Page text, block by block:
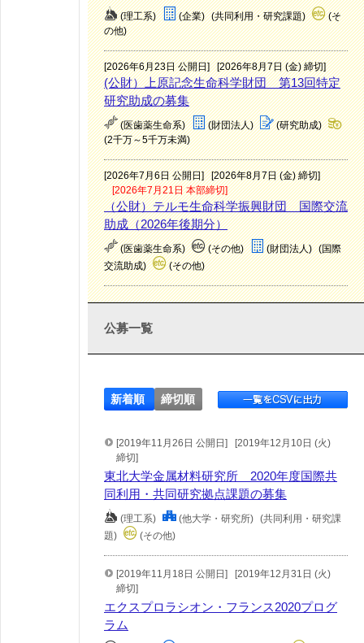
(理工系) (企業) (共同利用・研究課題)
(そ
の他)
[2026年6月23日 公開日] [2026年8月7日 (金) 締切]
(公財）上原記念生命科学財団 第13回特定
研究助成の募集
(医歯薬生命系) (財団法人)
(研究助成)
(2千万～5千万未満)
[2026年7月6日 公開日] [2026年8月7日 (金) 締切]
[2026年7月21日 本部締切]
（公財）テルモ生命科学振興財団 国際交流
助成（2026年後期分）
(医歯薬生命系) (その他) (財団法人) (国際
交流助成)
(その他)
公募一覧
新着順 締切順
[2019年11月26日 公開日]
[2019年12月10日 (火)
締切]
東北大学金属材料研究所 2020年度国際共
同利用・共同研究拠点課題の募集
(理工系) (他大学・研究所) (共同利用・研究課
題)
(その他)
[2019年11月18日 公開日]
[2019年12月31日 (火)
締切]
エクスプロラシオン・フランス2020プログ
ラム